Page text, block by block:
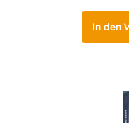
In den